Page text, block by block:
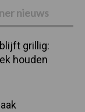
nieuws
grillig:
houden